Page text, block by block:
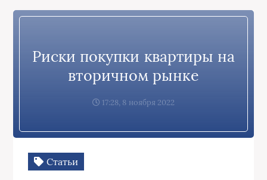
Риски покупки квартиры на
вторичном рынке
17:28, 8 ноября 2022
Статьи